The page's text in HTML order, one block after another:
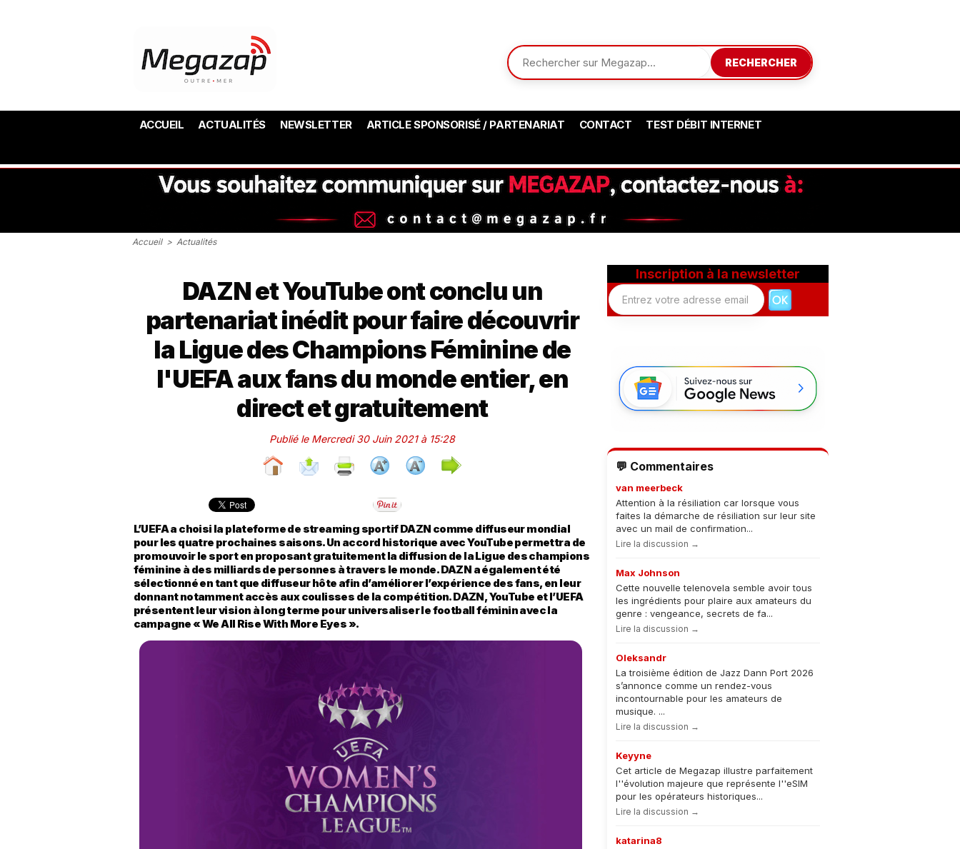
RECHERCHER
ACCUEIL ACTUALITÉS NEWSLETTER ARTICLE SPONSORISÉ / PARTENARIAT CONTACT TEST DÉBIT INTERNET
Accueil > Actualités
DAZN et YouTube ont conclu un
partenariat inédit pour faire découvrir
la Ligue des Champions Féminine de
l'UEFA aux fans du monde entier, en
direct et gratuitement
Publié le Mercredi 30 Juin 2021 à 15:28
L’UEFA a choisi la plateforme de streaming sportif DAZN comme diffuseur mondial
pour les quatre prochaines saisons. Un accord historique avec YouTube permettra de
promouvoir le sport en proposant gratuitement la diffusion de la Ligue des champions
féminine à des milliards de personnes à travers le monde. DAZN a également été
sélectionné en tant que diffuseur hôte afin d’améliorer l’expérience des fans, en leur
donnant notamment accès aux coulisses de la compétition. DAZN, YouTube et l’UEFA
présentent leur vision à long terme pour universaliser le football féminin avec la
campagne « We All Rise With More Eyes ».
Inscription à la newsletter
💬 Commentaires
van meerbeck
Attention à la résiliation car lorsque vous
faites la démarche de résiliation sur leur site
avec un mail de confirmation...
Lire la discussion →
Max Johnson
Cette nouvelle telenovela semble avoir tous
les ingrédients pour plaire aux amateurs du
genre : vengeance, secrets de fa...
Lire la discussion →
Oleksandr
La troisième édition de Jazz Dann Port 2026
s’annonce comme un rendez-vous
incontournable pour les amateurs de
musique. ...
Lire la discussion →
Keyyne
Cet article de Megazap illustre parfaitement
l''évolution majeure que représente l''eSIM
pour les opérateurs historiques...
Lire la discussion →
katarina8